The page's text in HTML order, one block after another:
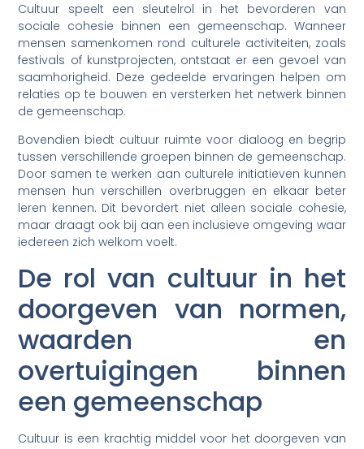
Cultuur speelt een sleutelrol in het bevorderen van
sociale cohesie binnen een gemeenschap. Wanneer
mensen samenkomen rond culturele activiteiten, zoals
festivals of kunstprojecten, ontstaat er een gevoel van
saamhorigheid. Deze gedeelde ervaringen helpen om
relaties op te bouwen en versterken het netwerk binnen
de gemeenschap.
Bovendien biedt cultuur ruimte voor dialoog en begrip
tussen verschillende groepen binnen de gemeenschap.
Door samen te werken aan culturele initiatieven kunnen
mensen hun verschillen overbruggen en elkaar beter
leren kennen. Dit bevordert niet alleen sociale cohesie,
maar draagt ook bij aan een inclusieve omgeving waar
iedereen zich welkom voelt.
De rol van cultuur in het
doorgeven van normen,
waarden en
overtuigingen binnen
een gemeenschap
Cultuur is een krachtig middel voor het doorgeven van